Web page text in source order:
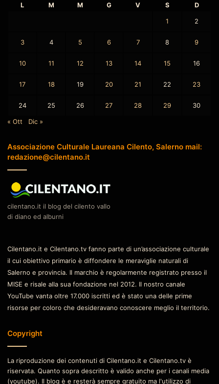
L M M G V S D
1 2
3 4 5 6 7 8 9
10 11 12 13 14 15 16
17 18 19 20 21 22 23
24 25 26 27 28 29 30
« Ott Dic »
Associazione Culturale Laureana Cilento, Salerno mail:
redazione@cilentano.it
cilentano.it il blog del cilento vallo
di diano ed alburni
Cilentano.it e Cilentano.tv fanno parte di un’associazione culturale
il cui obiettivo primario è diffondere le meraviglie naturali di
Salerno e provincia. Il marchio è regolarmente registrato presso il
MISE e risale alla sua fondazione nel 2012. Il nostro canale
YouTube vanta oltre 17.000 iscritti ed è stato una delle prime
risorse per coloro che desideravano conoscere meglio il territorio.
Copyright
La riproduzione dei contenuti di Cilentano.it e Cilentano.tv è
riservata. Quanto sopra descritto è valido anche per i canali media
(youtube). Il blog è e resterà sempre gratuito ma l'utilizzo di